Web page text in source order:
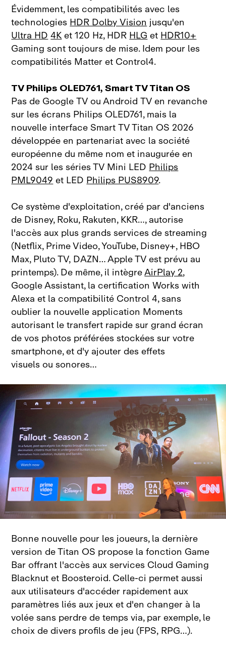
Évidemment, les compatibilités avec les
technologiesHDR Dolby Visionjusqu'en
Ultra HD4Ket 120 Hz, HDRHLGetHDR10+
Gaming sont toujours de mise. Idem pour les
compatibilités Matter et Control4.
TV Philips OLED761, Smart TV Titan OS
Pas de Google TV ou Android TV en revanche
sur les écrans Philips OLED761, mais la
nouvelle interface Smart TV Titan OS 2026
développée en partenariat avec la société
européenne du même nom et inaugurée en
2024 sur les séries TV Mini LEDPhilips
PML9049et LEDPhilips PUS8909.
Ce système d'exploitation, créé par d'anciens
de Disney, Roku, Rakuten, KKR…, autorise
l'accès aux plus grands services de streaming
(Netflix, Prime Video, YouTube, Disney+, HBO
Max, Pluto TV, DAZN… Apple TV est prévu au
printemps). De même, il intègreAirPlay 2,
Google Assistant, la certification Works with
Alexa et la compatibilité Control 4, sans
oublier la nouvelle application Moments
autorisant le transfert rapide sur grand écran
de vos photos préférées stockées sur votre
smartphone, et d'y ajouter des effets
visuels ou sonores…
Bonne nouvelle pour les joueurs, la dernière
version de Titan OS propose la fonction Game
Bar offrant l'accès aux services Cloud Gaming
Blacknut et Boosteroid. Celle‑ci permet aussi
aux utilisateurs d'accéder rapidement aux
paramètres liés aux jeux et d'en changer à la
volée sans perdre de temps via, par exemple, le
choix de divers profils de jeu (FPS, RPG…).